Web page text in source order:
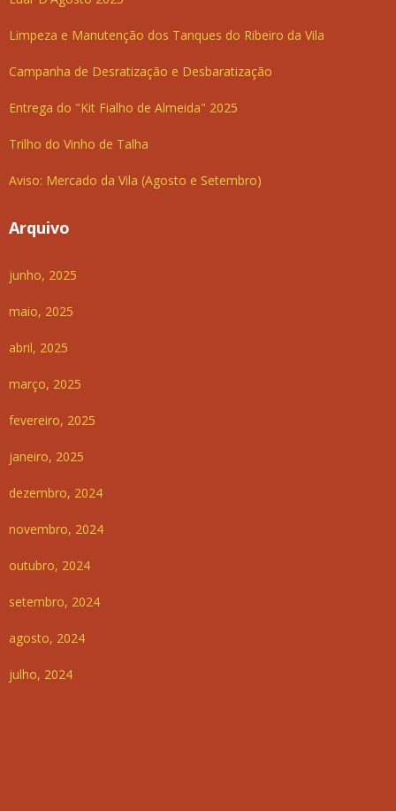
Limpeza e Manutenção dos Tanques do Ribeiro da Vila
Campanha de Desratização e Desbaratização
Entrega do "Kit Fialho de Almeida" 2025
Trilho do Vinho de Talha
Aviso: Mercado da Vila (Agosto e Setembro)
Arquivo
junho, 2025
maio, 2025
abril, 2025
março, 2025
fevereiro, 2025
janeiro, 2025
dezembro, 2024
novembro, 2024
outubro, 2024
setembro, 2024
agosto, 2024
julho, 2024